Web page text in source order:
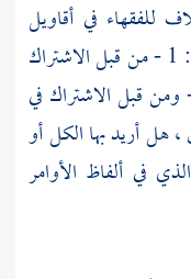
للفقهاء في أقاويل
الشارع ، لكن ذلك من قبل ثلاثة معان : 1 - من قبل الاشتراك
العين الذي علق به الحكم . 2 - ومن قبل الاشتراك في
هل أريد بها الكل أو
الذي في ألفاظ الأوامر